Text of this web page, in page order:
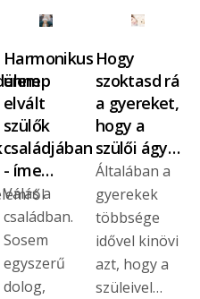
Harmonikus
ünnep
elvált
szülők
családjában
- íme…
Válás a
családban.
Sosem
egyszerű
dolog,
Hogy
szoktasd rá
a gyereket,
hogy a
szülői ágy…
Általában a
gyerekek
többsége
idővel kinövi
azt, hogy a
szüleivel…